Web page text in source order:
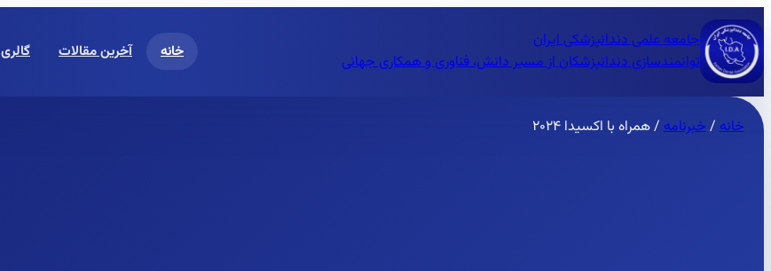
جامعه علمی دندانپزشکی ایران
توانمندسازی دندانپزشکان از مسیر دانش، فناوری و همکاری جهانی
خانه آخرین مقالات گالری
خانه/خبرنامه/همراه با اکسیدا ۲۰۲۴